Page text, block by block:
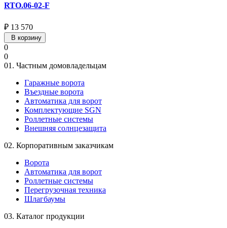
RTO.06-02-F
₽ 13 570
В корзину
0
0
01. Частным домовладельцам
Гаражные ворота
Въездные ворота
Автоматика для ворот
Комплектующие SGN
Роллетные системы
Внешняя солнцезащита
02. Корпоративным заказчикам
Ворота
Автоматика для ворот
Роллетные системы
Перегрузочная техника
Шлагбаумы
03. Каталог продукции